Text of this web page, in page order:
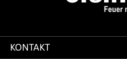
KONTAKT